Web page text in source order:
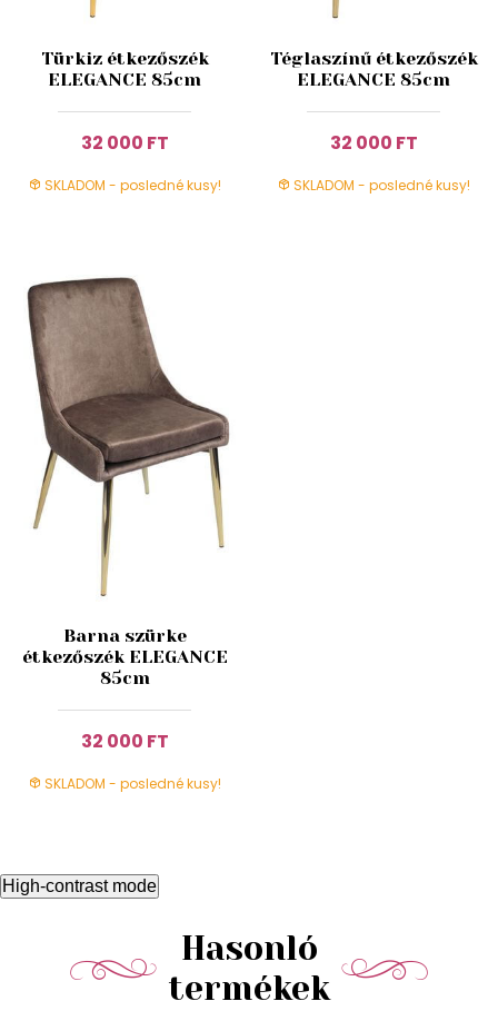
Türkiz étkezőszék
ELEGANCE 85cm
32 000 FT
SKLADOM - posledné kusy!
Téglaszínű étkezőszék
ELEGANCE 85cm
32 000 FT
SKLADOM - posledné kusy!
Barna szürke
étkezőszék ELEGANCE
85cm
32 000 FT
SKLADOM - posledné kusy!
High-contrast mode
Hasonló
termékek